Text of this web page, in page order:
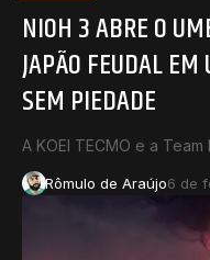
NIOH 3 ABRE O
JAPÃO FEUDAL EM
SEM PIEDADE
A KOEI TECMO e a
Rômulo de Araújo6 de